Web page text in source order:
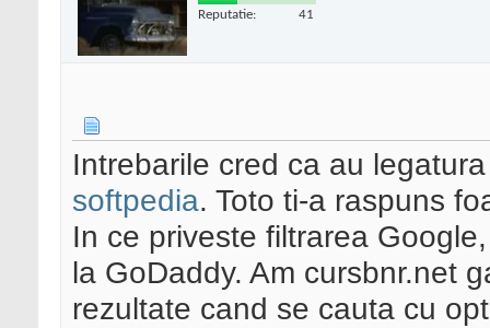
Reputatie: 41
Intrebarile cred ca au
softpedia. Toto ti-a raspuns
In ce priveste filtrarea
la GoDaddy. Am cursbnr.net
rezultate cand se cauta cu